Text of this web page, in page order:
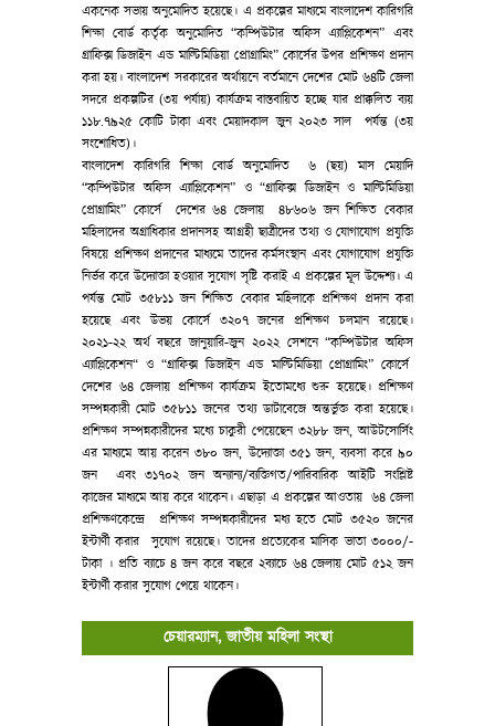
একনেক সভায় অনুমোদিত হয়েছে। এ প্রকল্পের মাধ্যমে বাংলাদেশ কারিগরি
শিক্ষা বোর্ড কর্তৃক অনুমোদিত “কম্পিউটার অফিস এ্যাপ্লিকেশন” এবং
গ্রাফিক্স ডিজাইন এন্ড মাল্টিমিডিয়া প্রোগ্রামিং” কোর্সের উপর প্রশিক্ষণ প্রদান
করা হয়। বাংলাদেশ সরকারের অর্থায়নে বর্তমানে দেশের মোট ৬৪টি জেলা
সদরে প্রকল্পটির (৩য় পর্যায়) কার্যক্রম বাস্তবায়িত হচ্ছে যার প্রাক্কলিত ব্যয়
১১৮.৭৯২৫ কোটি টাকা এবং মেয়াদকাল জুন ২০২৩ সাল পর্যন্ত (৩য়
সংশোধিত)।
বাংলাদেশ কারিগরি শিক্ষা বোর্ড অনুমোদিত ৬ (ছয়) মাস মেয়াদি
“কম্পিউটার অফিস এ্যাপ্লিকেশন” ও “গ্রাফিক্স ডিজাইন ও মাল্টিমিডিয়া
প্রোগ্রামিং” কোর্সে দেশের ৬৪ জেলায় ৪৮৬০৬ জন শিক্ষিত বেকার
মহিলাদের অগ্রাধিকার প্রদানসহ আগ্রহী ছাত্রীদের তথ্য ও যোগাযোগ প্রযুক্তি
বিষয়ে প্রশিক্ষণ প্রদানের মাধ্যমে তাদের কর্মসংস্থান এবং যোগাযোগ প্রযুক্তি
নির্ভর করে উদ্যোক্তা হওয়ার সুযোগ সৃষ্টি করাই এ প্রকল্পের মূল উদ্দেশ্য। এ
পর্যন্ত মোট ৩৫৮১১ জন শিক্ষিত বেকার মহিলাকে প্রশিক্ষণ প্রদান করা
হয়েছে এবং উভয় কোর্সে ৩২০৭ জনের প্রশিক্ষণ চলমান রয়েছে।
২০২১-২২ অর্থ বছরে জানুয়ারি-জুন ২০২২ সেশনে “কম্পিউটার অফিস
এ্যাপ্লিকেশন“ ও “গ্রাফিক্স ডিজাইন এন্ড মাল্টিমিডিয়া প্রোগ্রামিং” কোর্সে
দেশের ৬৪ জেলায় প্রশিক্ষণ কার্যক্রম ইতোমধ্যে শুরু হয়েছে। প্রশিক্ষণ
সম্পন্নকারী মোট ৩৫৮১১ জনের তথ্য ডাটাবেজে অন্তর্ভুক্ত করা হয়েছে।
প্রশিক্ষণ সম্পন্নকারীদের মধ্যে চাকুরী পেয়েছেন ৩২৮৮ জন, আউটসোর্সিং
এর মাধ্যমে আয় করেন ৩৮০ জন, উদ্যোক্তা ৩৫১ জন, ব্যবসা করে ৯০
জন এবং ৩১৭০২ জন অন্যান্য/ব্যক্তিগত/পারিবারিক আইটি সংশ্লিষ্ট
কাজের মাধ্যমে আয় করে থাকেন। এছাড়া এ প্রকল্পের আওতায় ৬৪ জেলা
প্রশিক্ষণকেন্দ্রে প্রশিক্ষণ সম্পন্নকারীদের মধ্য হতে মোট ৩৫২০ জনের
ইন্টার্ণী করার সুযোগ রয়েছে। তাদের প্রত্যেকের মাসিক ভাতা ৩০০০/-
টাকা । প্রতি ব্যাচে ৪ জন করে বছরে ২ব্যাচে ৬৪ জেলায় মোট ৫১২ জন
ইন্টার্ণী করার সুযোগ পেয়ে থাকেন।
চেয়ারম্যান, জাতীয় মহিলা সংস্থা